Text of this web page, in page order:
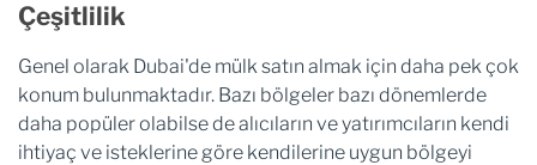
Çeşitlilik
Genel olarak Dubai'de mülk satın almak için daha pek çok
konum bulunmaktadır. Bazı bölgeler bazı dönemlerde
daha popüler olabilse de alıcıların ve yatırımcıların kendi
ihtiyaç ve isteklerine göre kendilerine uygun bölgeyi